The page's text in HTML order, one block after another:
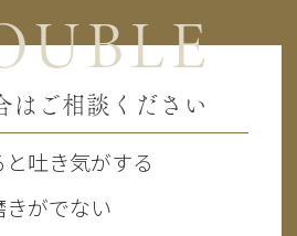
はご相談ください
吐き気がする
がでない